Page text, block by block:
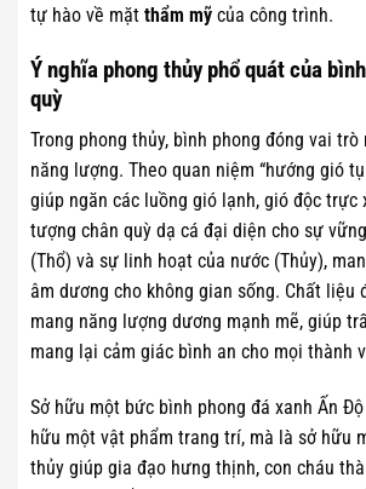
tự hào về mặt thẩm mỹ của công trình.
Ý nghĩa phong thủy phổ quát của
quỳ
Trong phong thủy, bình phong đóng vai
năng lượng. Theo quan niệm “hướng gió
giúp ngăn các luồng gió lạnh, gió độc trực
tượng chân quỳ dạ cá đại diện cho sự
(Thổ) và sự linh hoạt của nước (Thủy),
âm dương cho không gian sống. Chất liệu
mang năng lượng dương mạnh mẽ, giúp
mang lại cảm giác bình an cho mọi thành
Sở hữu một bức bình phong đá xanh Ấn
hữu một vật phẩm trang trí, mà là sở hữu
thủy giúp gia đạo hưng thịnh, con cháu